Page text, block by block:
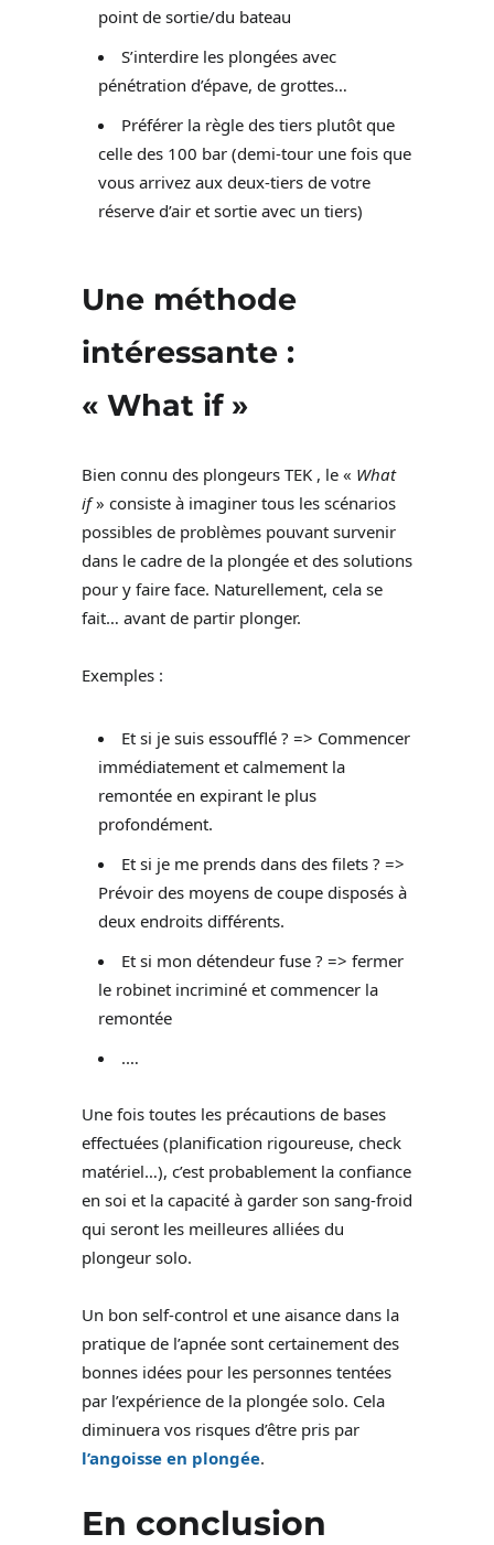
point de sortie/du bateau
S’interdire les plongées avec
pénétration d’épave, de grottes…
Préférer la règle des tiers plutôt que
celle des 100 bar (demi-tour une fois que
vous arrivez aux deux-tiers de votre
réserve d’air et sortie avec un tiers)
Une méthode
intéressante :
« What if»
Bien connu des plongeurs TEK , le « What
if» consiste à imaginer tous les scénarios
possibles de problèmes pouvant survenir
dans le cadre de la plongée et des solutions
pour y faire face. Naturellement, cela se
fait… avant de partir plonger.
Exemples :
Et si je suis essoufflé ? => Commencer
immédiatement et calmement la
remontée en expirant le plus
profondément.
Et si je me prends dans des filets ? =>
Prévoir des moyens de coupe disposés à
deux endroits différents.
Et si mon détendeur fuse ? => fermer
le robinet incriminé et commencer la
remontée
.…
Une fois toutes les précautions de bases
effectuées (planification rigoureuse, check
matériel…), c’est probablement la confiance
en soi et la capacité à garder son sang-froid
qui seront les meilleures alliées du
plongeur solo.
Un bon self-control et une aisance dans la
pratique de l’apnée sont certainement des
bonnes idées pour les personnes tentées
par l’expérience de la plongée solo. Cela
diminuera vos risques d’être pris par
l’angoisse en plongée.
En conclusion